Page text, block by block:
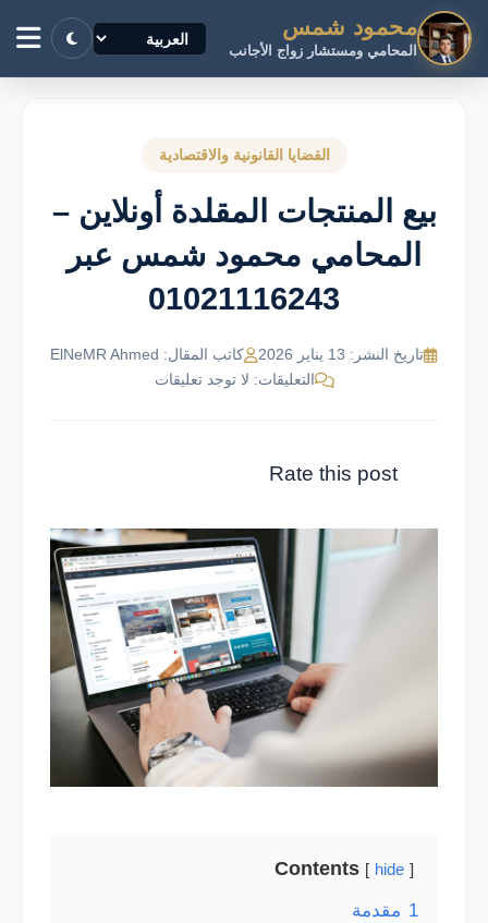
محمود شمس
المحامي ومستشار زواج الأجانب
القضايا القانونية والاقتصادية
بيع المنتجات المقلدة أونلاين –
المحامي محمود شمس عبر
01021116243
تاريخ النشر: 13 يناير 2026
كاتب المقال: ElNeMR Ahmed
التعليقات: لا توجد تعليقات
Rate this post
Contents hide
1 مقدمة